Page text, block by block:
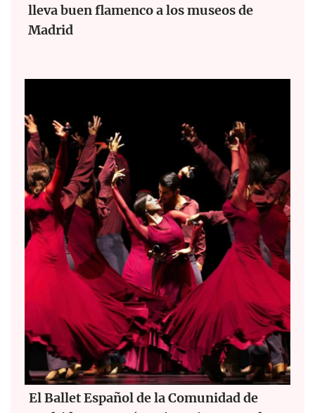
lleva buen flamenco a los museos de
Madrid
El Ballet Español de la Comunidad de